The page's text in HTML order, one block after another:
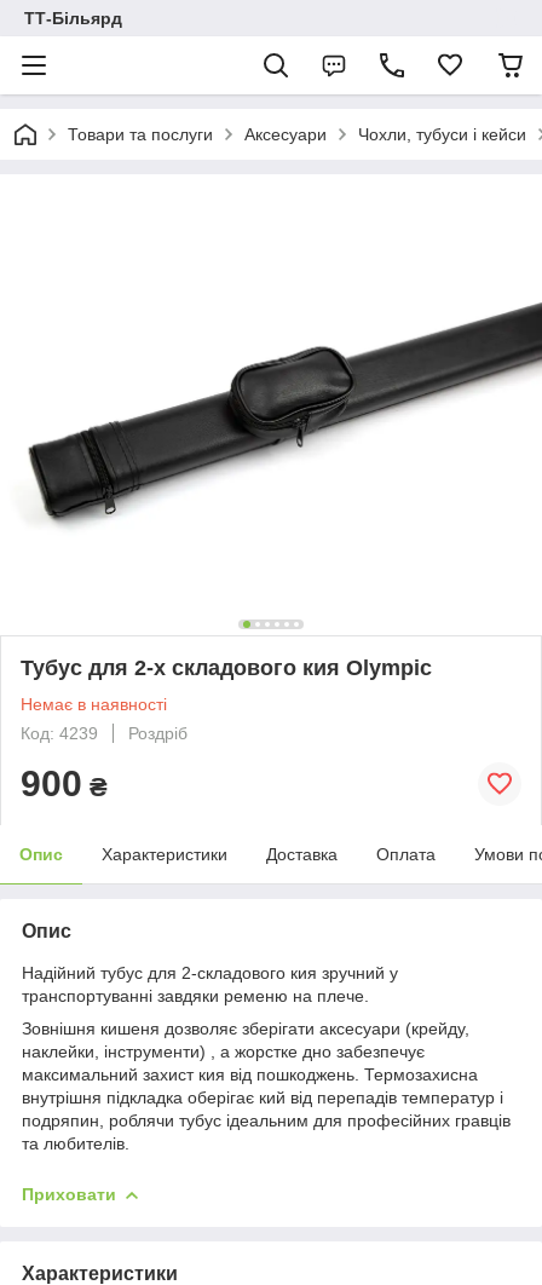
ТТ-Більярд
Товари та послуги Аксесуари Чохли, тубуси і кейси
Тубус для 2-х складового кия Olympic
Немає в наявності
Код: 4239
Роздріб
900 ₴
Опис Характеристики Доставка Оплата Умови
Опис
Надійний тубус для 2-складового кия зручний у
транспортуванні завдяки ременю на плече.
Зовнішня кишеня дозволяє зберігати аксесуари (крейду,
наклейки, інструменти) , а жорстке дно забезпечує
максимальний захист кия від пошкоджень. Термозахисна
внутрішня підкладка оберігає кий від перепадів температур і
подряпин, роблячи тубус ідеальним для професійних гравців
та любителів.
Приховати
Характеристики